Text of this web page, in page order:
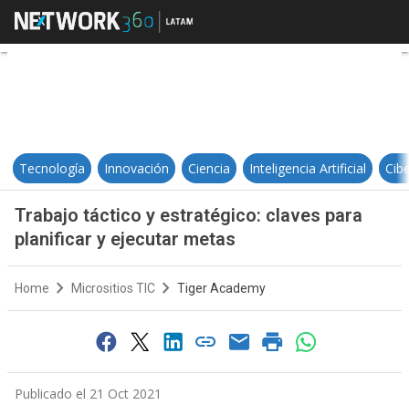
Trabajo táctico y estratégico:
Tecnología Innovación Ciencia Inteligencia Artificial
Trabajo táctico y estratégico: claves para
planificar y ejecutar metas
Home Micrositios TIC Tiger Academy
Publicado el 21 Oct 2021